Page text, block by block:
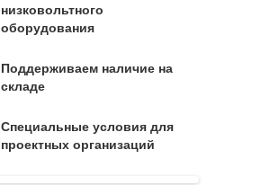
низковольтного
оборудования
Поддерживаем наличие на
складе
Специальные условия для
проектных организаций